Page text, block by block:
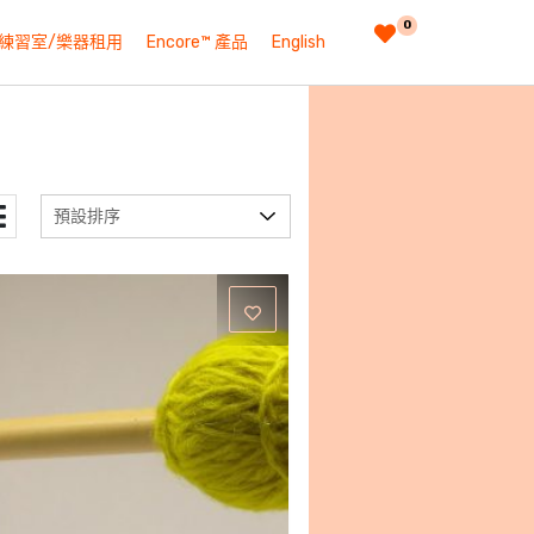
習室/樂器租用 Encore™ 產品 English
0